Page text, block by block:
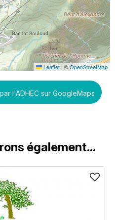
Leaflet | ©OpenStreetMap
l'ADHEC sur GoogleMaps
également...